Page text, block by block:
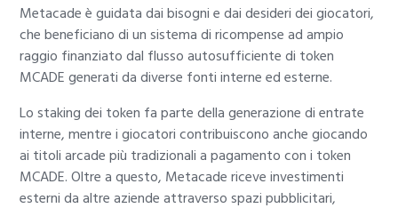
Metacade è guidata dai bisogni e dai desideri dei giocatori,
che beneficiano di un sistema di ricompense ad ampio
raggio finanziato dal flusso autosufficiente di token
MCADE generati da diverse fonti interne ed esterne.
Lo staking dei token fa parte della generazione di entrate
interne, mentre i giocatori contribuiscono anche giocando
ai titoli arcade più tradizionali a pagamento con i token
MCADE. Oltre a questo, Metacade riceve investimenti
esterni da altre aziende attraverso spazi pubblicitari,